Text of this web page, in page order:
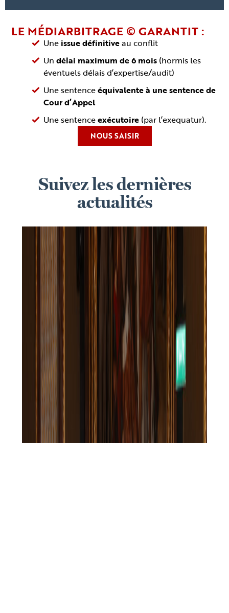
LE MÉDIARBITRAGE © GARANTIT :
Une issue définitiveau conflit
Undélai maximum de 6 mois (hormis les
éventuels délais d’expertise/audit)
Une sentenceéquivalente à une sentence de
Cour d’Appel
Une sentenceexécutoire (par l’exequatur).
NOUS SAISIR
Suivez les dernières
actualités